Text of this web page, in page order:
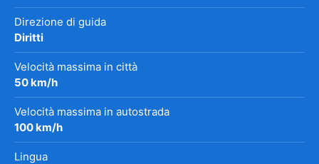
Direzione di guida
Diritti
Velocità massima in città
50 km/h
Velocità massima in autostrada
100 km/h
Lingua